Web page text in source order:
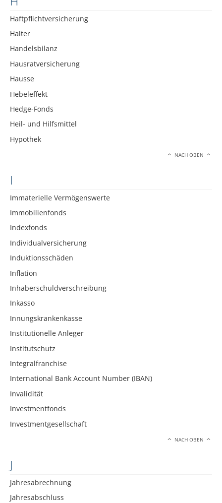
Haftpflichtversicherung
Halter
Handelsbilanz
Hausratversicherung
Hausse
Hebeleffekt
Hedge-Fonds
Heil- und Hilfsmittel
Hypothek
NACH OBEN
I
Immaterielle Vermögenswerte
Immobilienfonds
Indexfonds
Individualversicherung
Induktionsschäden
Inflation
Inhaberschuldverschreibung
Inkasso
Innungskrankenkasse
Institutionelle Anleger
Institutschutz
Integralfranchise
International Bank Account Number (IBAN)
Invalidität
Investmentfonds
Investmentgesellschaft
NACH OBEN
J
Jahresabrechnung
Jahresabschluss